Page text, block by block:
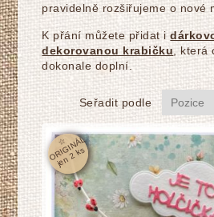
pravidelně rozšiřujeme o nové
K přání můžete přidat i
dekorovanou krabičku , která
dokonale doplní.
Seřadit podle
☆
O
RI
GI
N
Á
L
j
e
n
2
k
s